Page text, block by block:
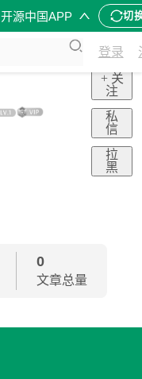
开源中国APP 切
登录
+ 关
注
私
信
拉
黑
0
文章总量